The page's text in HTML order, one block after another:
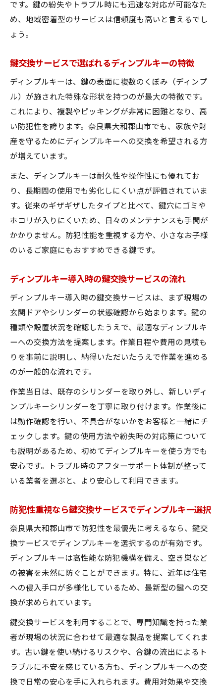
です。鍵の紛失やトラブル時にも迅速な対応が可能なた
め、地域密着型のサービスは信頼度も高いと言えるでし
ょう。
鍵交換サービスで選ばれるディンプルキーの特徴
ディンプルキーは、鍵の表面に複数のくぼみ（ディンプ
ル）が施された特殊な形状を持つのが最大の特徴です。
これにより、複製やピッキングが非常に困難となり、高
い防犯性を誇ります。奈良県大和郡山市でも、家族や財
産を守るためにディンプルキーへの交換を希望される方
が増えています。
また、ディンプルキーは耐久性や操作性にも優れてお
り、長期間の使用でも劣化しにくい点が評価されていま
す。従来のギザギザしたタイプと比べて、鍵穴にゴミや
ホコリが入りにくいため、日々のメンテナンスも手間が
かかりません。防犯性能を重視する方や、小さなお子様
のいるご家庭にもおすすめできる鍵です。
ディンプルキー導入時の鍵交換サービスの流れ
ディンプルキー導入時の鍵交換サービスは、まず現場の
玄関ドアやシリンダーの状態確認から始まります。鍵の
種類や設置状況を確認したうえで、最適なディンプルキ
ーへの交換方法を提案します。作業日程や費用の見積も
りを事前に説明し、納得いただいたうえで作業を進める
のが一般的な流れです。
作業当日は、既存のシリンダーを取り外し、新しいディ
ンプルキーシリンダーを丁寧に取り付けます。作業後に
は動作確認を行い、不具合がないかをお客様と一緒にチ
ェックします。鍵の使用方法や紛失時の対応策について
も説明があるため、初めてディンプルキーを使う方でも
安心です。トラブル時のアフターサポート体制が整って
いる業者を選ぶと、より安心して利用できます。
防犯性重視なら鍵交換サービスでディンプルキー選択
奈良県大和郡山市で防犯性を最優先に考えるなら、鍵交
換サービスでディンプルキーを選択するのが有効です。
ディンプルキーは高性能な防犯機構を備え、空き巣など
の被害を未然に防ぐことができます。特に、近年は住宅
への侵入手口が多様化しているため、最新型の鍵への交
換が求められています。
鍵交換サービスを利用することで、専門知識を持った業
者が現場の状況に合わせて最適な製品を提案してくれま
す。古い鍵を使い続けるリスクや、合鍵の流出によるト
ラブルに不安を感じている方も、ディンプルキーへの交
換で日常の安心を手に入れられます。費用対効果や交換